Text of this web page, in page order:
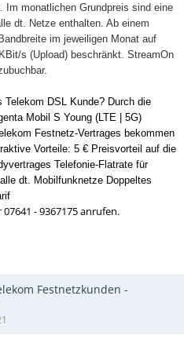
monatlichen Grundpreis sind eine
dt. Netze enthalten. Ab einem
im jeweiligen Monat auf
s (Upload) beschränkt. StreamOn
Telekom DSL Kunde? Durch die
Mobil S Young (LTE | 5G)
Festnetz-Vertrages bekommen
Vorteile: 5 € Preisvorteil auf die
Telefonie-Flatrate für
dt. Mobilfunknetze Doppeltes
- 9367175 anrufen.
Festnetzkunden -